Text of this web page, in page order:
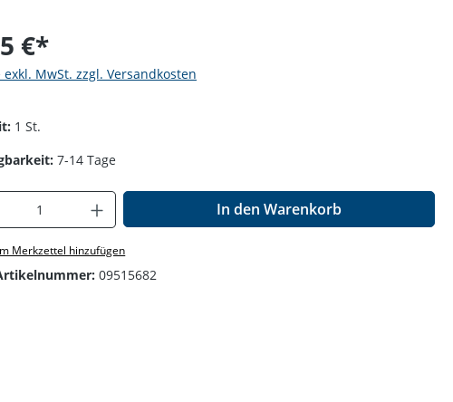
€*
exkl. MwSt. zzgl. Versandkosten
1 St.
7-14 Tage
Anzahl: Gib den gewünschten Wert
In den Warenkorb
Merkzettel hinzufügen
09515682